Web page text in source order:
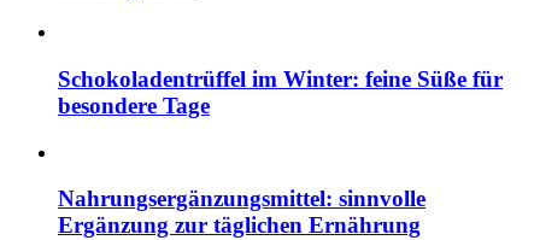
Schokoladentrüffel im Winter: feine Süße für
besondere Tage
Nahrungsergänzungsmittel: sinnvolle
Ergänzung zur täglichen Ernährung